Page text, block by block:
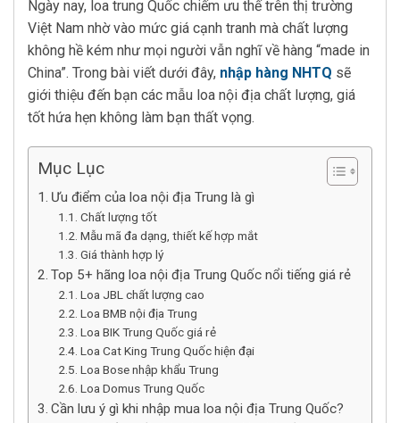
Ngày nay, loa trung Quốc chiếm ưu thế trên thị trường
Việt Nam nhờ vào mức giá cạnh tranh mà chất lượng
không hề kém như mọi người vẫn nghĩ về hàng “made in
China”. Trong bài viết dưới đây, nhập hàng NHTQ sẽ
giới thiệu đến bạn các mẫu loa nội địa chất lượng, giá
tốt hứa hẹn không làm bạn thất vọng.
Mục Lục
Ưu điểm của loa nội địa Trung là gì
Chất lượng tốt
Mẫu mã đa dạng, thiết kế hợp mắt
Giá thành hợp lý
Top 5+ hãng loa nội địa Trung Quốc nổi tiếng giá rẻ
Loa JBL chất lượng cao
Loa BMB nội địa Trung
Loa BIK Trung Quốc giá rẻ
Loa Cat King Trung Quốc hiện đại
Loa Bose nhập khẩu Trung
Loa Domus Trung Quốc
Cần lưu ý gì khi nhập mua loa nội địa Trung Quốc?